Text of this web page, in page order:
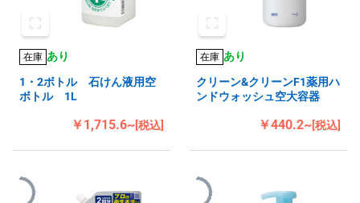
在庫 あり
1・2ボトル 石けん液用空
ボトル 1L
￥1,715.6~[税込]
在庫 あり
クリーン&クリーンF1薬用ハ
ンドウォッシュ空大容器
￥440.2~[税込]